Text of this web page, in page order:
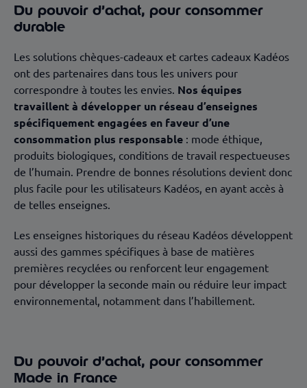
Du pouvoir d’achat, pour consommer
durable
Les solutions chèques-cadeaux et cartes cadeaux Kadéos
ont des partenaires dans tous les univers pour
correspondre à toutes les envies. Nos équipes
travaillent à développer un réseau d’enseignes
spécifiquement engagées en faveur d’une
consommation plus responsable : mode éthique,
produits biologiques, conditions de travail respectueuses
de l’humain. Prendre de bonnes résolutions devient donc
plus facile pour les utilisateurs Kadéos, en ayant accès à
de telles enseignes.
Les enseignes historiques du réseau Kadéos développent
aussi des gammes spécifiques à base de matières
premières recyclées ou renforcent leur engagement
pour développer la seconde main ou réduire leur impact
environnemental, notamment dans l’habillement.
Du pouvoir d’achat, pour consommer
Made in France